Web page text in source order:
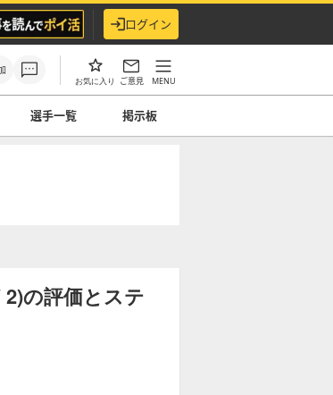
ログイン
お気に入り ご意見 MENU
選手一覧 掲示板
の評価とステ